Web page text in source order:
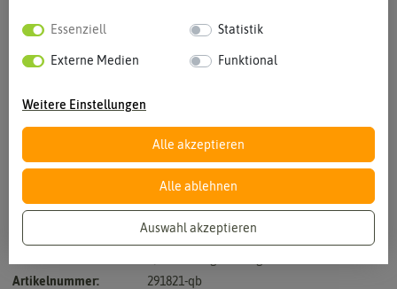
Artikelnummer:
291821-qb
Essenziell Statistik
Externe Medien Funktional
Weitere Einstellungen
Alle akzeptieren
Alle ablehnen
Auswahl akzeptieren